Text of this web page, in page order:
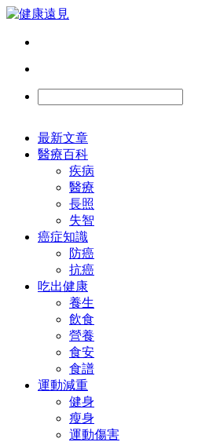
最新文章
醫療百科
疾病
醫療
長照
失智
癌症知識
防癌
抗癌
吃出健康
養生
飲食
營養
食安
食譜
運動減重
健身
瘦身
運動傷害